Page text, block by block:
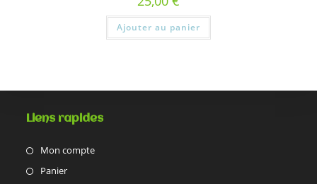
Ajouter au panier
Liens rapides
Mon compte
Panier